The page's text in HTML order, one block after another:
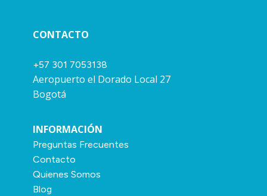
CONTACTO
+57 301 7053138
Aeropuerto el Dorado Local 27
Bogotá
INFORMACIÓN
Preguntas Frecuentes
Contacto
Quienes Somos
Blog